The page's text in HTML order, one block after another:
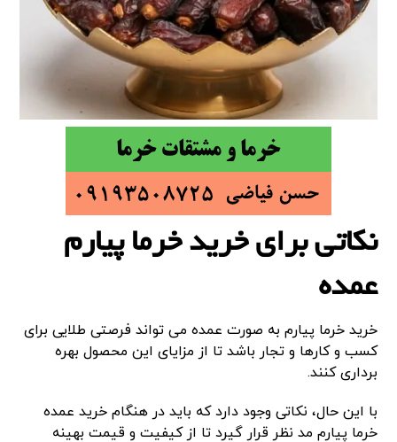
نکاتی برای خرید خرما پیارم
عمده
خرید خرما پیارم به صورت عمده می تواند فرصتی طلایی برای
کسب و کارها و تجار باشد تا از مزایای این محصول بهره
برداری کنند.
با این حال، نکاتی وجود دارد که باید در هنگام خرید عمده
خرما پیارم مد نظر قرار گیرد تا از کیفیت و قیمت بهینه